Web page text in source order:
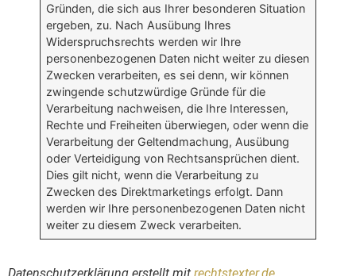
Gründen, die sich aus Ihrer besonderen Situation
ergeben, zu. Nach Ausübung Ihres
Widerspruchsrechts werden wir Ihre
personenbezogenen Daten nicht weiter zu diesen
Zwecken verarbeiten, es sei denn, wir können
zwingende schutzwürdige Gründe für die
Verarbeitung nachweisen, die Ihre Interessen,
Rechte und Freiheiten überwiegen, oder wenn die
Verarbeitung der Geltendmachung, Ausübung
oder Verteidigung von Rechtsansprüchen dient.
Dies gilt nicht, wenn die Verarbeitung zu
Zwecken des Direktmarketings erfolgt. Dann
werden wir Ihre personenbezogenen Daten nicht
weiter zu diesem Zweck verarbeiten.